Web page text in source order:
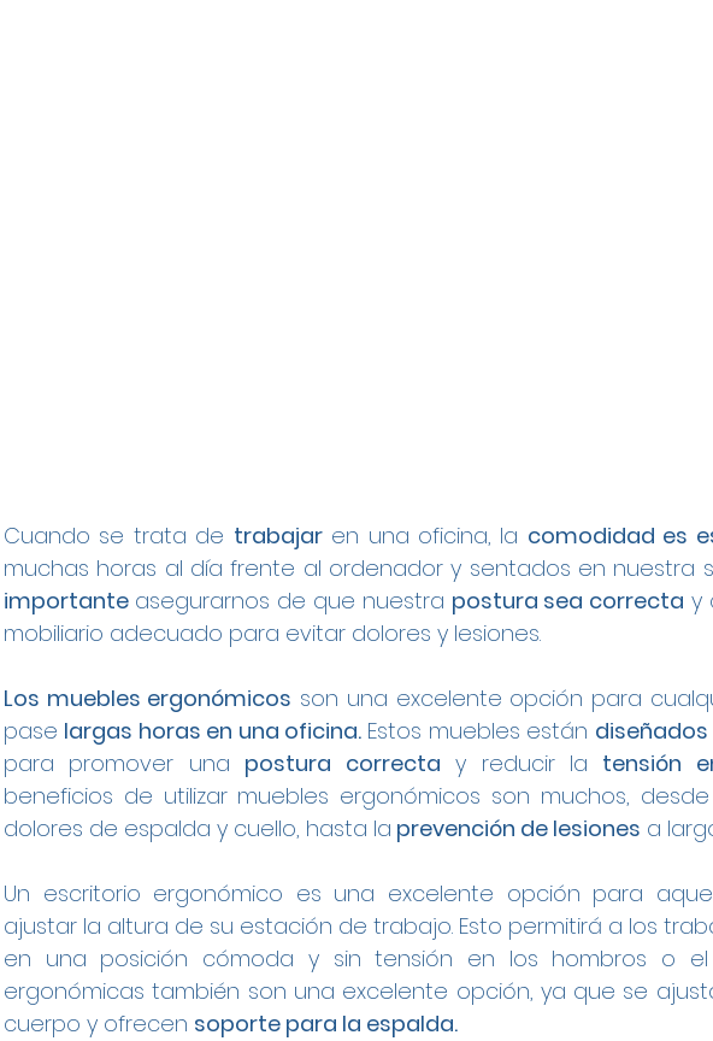
Cuando se trata de trabajar en una oficina, la comodidad es
muchas horas al día frente al ordenador y sentados en nuestra
importante asegurarnos de que nuestra postura sea correcta y
mobiliario adecuado para evitar dolores y lesiones.
Los muebles ergonómicos son una excelente opción para
pase largas horas en una oficina. Estos muebles están diseñados
para promover una postura correcta y reducir la tensión
beneficios de utilizar muebles ergonómicos son muchos,
dolores de espalda y cuello, hasta la prevención de lesiones a
Un escritorio ergonómico es una excelente opción para
ajustar la altura de su estación de trabajo. Esto permitirá a los
en una posición cómoda y sin tensión en los hombros o el
ergonómicas también son una excelente opción, ya que se
cuerpo y ofrecen soporte para la espalda.